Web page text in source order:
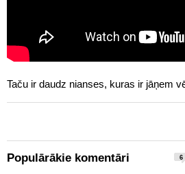
Taču ir daudz nianses, kuras ir jāņem
Populārākie komentāri 6